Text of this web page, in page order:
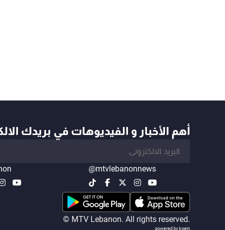
أهم الأخبار و الفيديوهات في بريدك
@mtvlebanonnews
© MTV Lebanon. All rights reserved.
powered by koein